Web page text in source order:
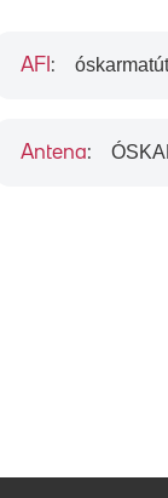
AFI :
Antena: